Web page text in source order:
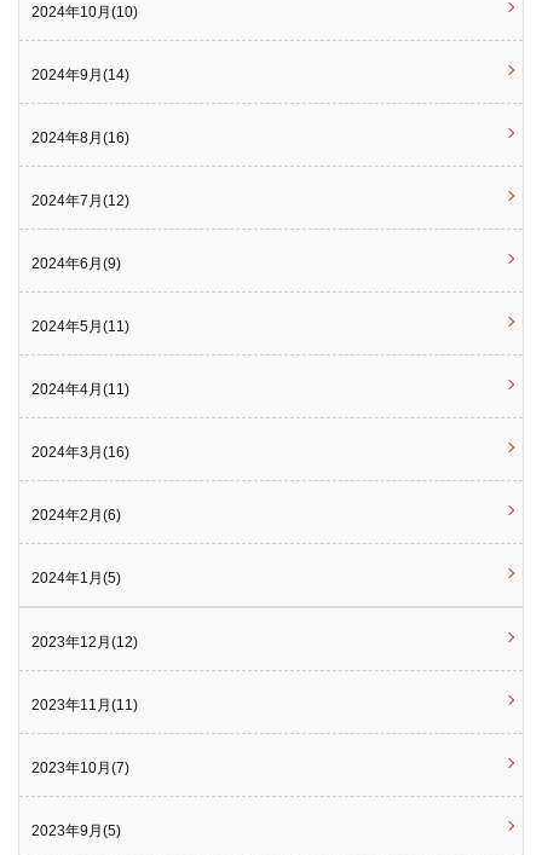
2024年10月(10)
2024年9月(14)
2024年8月(16)
2024年7月(12)
2024年6月(9)
2024年5月(11)
2024年4月(11)
2024年3月(16)
2024年2月(6)
2024年1月(5)
2023年12月(12)
2023年11月(11)
2023年10月(7)
2023年9月(5)